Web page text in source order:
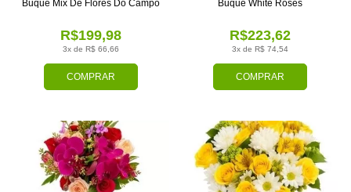
COMPRAR
3x de R$ 66,66
R$199,98
Buquê Mix De Flores Do Campo
COMPRAR
3x de R$ 74,54
R$223,62
Buquê White Roses